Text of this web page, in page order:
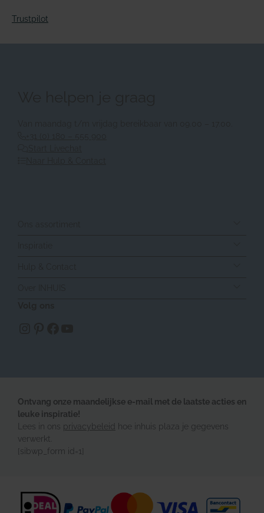
Trustpilot
Ontvang onze maandelijkse e-mail met de laatste acties en
leuke inspiratie!
Lees in ons privacybeleid
hoe inhuis plaza je gegevens
verwerkt.
[sibwp_form id=1]